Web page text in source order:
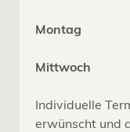
Montag
Mittwoch
Individuelle
erwünscht und